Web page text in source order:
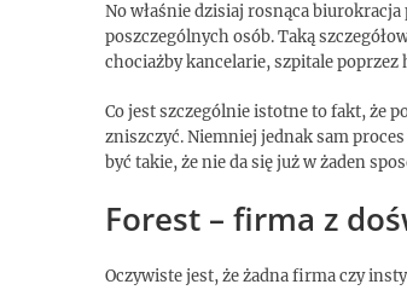
No właśnie dzisiaj rosnąca
poszczególnych osób. Taką
chociażby kancelarie, szpitale
Co jest szczególnie istotne to fakt, że
zniszczyć. Niemniej jednak sam
być takie, że nie da się już w żaden
Forest – firma z
Oczywiste jest, że żadna firma czy